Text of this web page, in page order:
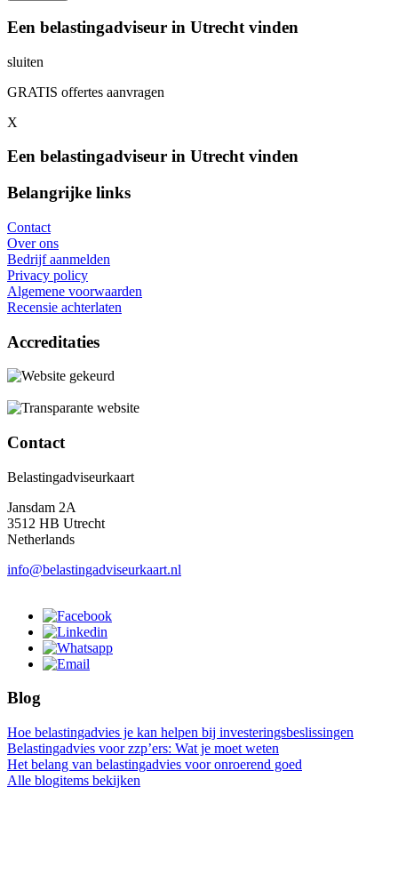
Een belastingadviseur in Utrecht vinden
sluiten
GRATIS offertes aanvragen
X
Een belastingadviseur in Utrecht vinden
Belangrijke links
Contact
Over ons
Bedrijf aanmelden
Privacy policy
Algemene voorwaarden
Recensie achterlaten
Accreditaties
Contact
Belastingadviseurkaart
Jansdam 2A
3512 HB Utrecht
Netherlands
info@belastingadviseurkaart.nl
Blog
Hoe belastingadvies je kan helpen bij investeringsbeslissingen
Belastingadvies voor zzp’ers: Wat je moet weten
Het belang van belastingadvies voor onroerend goed
Alle blogitems bekijken